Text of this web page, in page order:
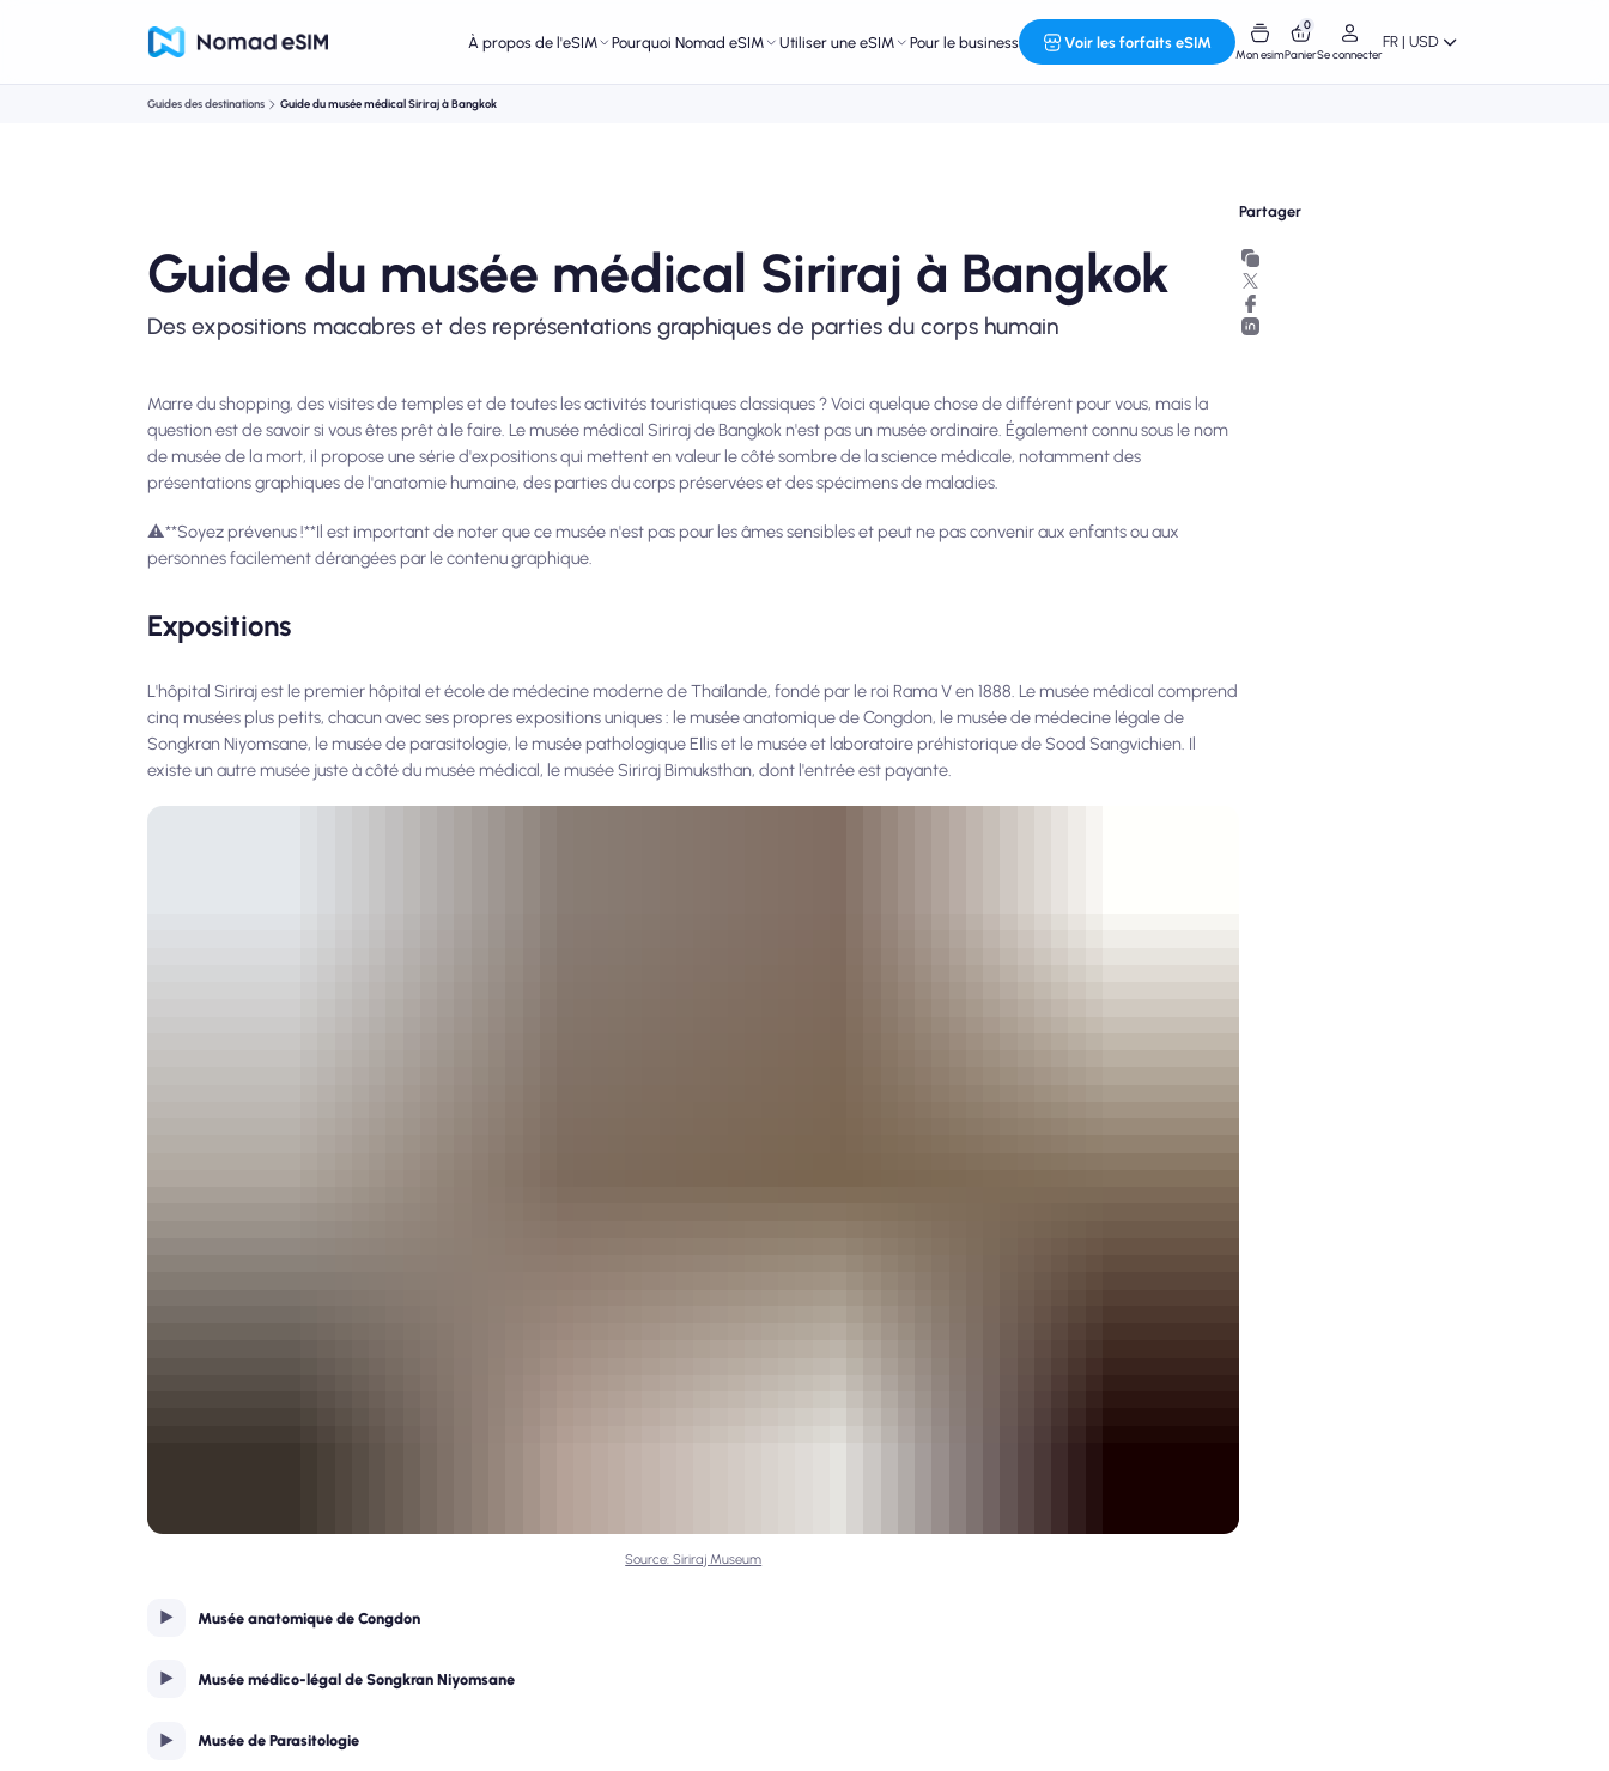
À propos de l'eSIM Pourquoi Nomad eSIM Utiliser une eSIM Pour le business Voir les forfaits eSIM
Mon esim
0
PanierSe connecter
FR | USD
Guides des destinations Guide du musée médical Siriraj à Bangkok
Guide du musée médical Siriraj à Bangkok
Des expositions macabres et des représentations graphiques de parties du corps humain
Marre du shopping, des visites de temples et de toutes les activités touristiques classiques ? Voici quelque chose de différent pour vous, mais la
question est de savoir si vous êtes prêt à le faire. Le musée médical Siriraj de Bangkok n'est pas un musée ordinaire. Également connu sous le nom
de musée de la mort, il propose une série d'expositions qui mettent en valeur le côté sombre de la science médicale, notamment des
présentations graphiques de l'anatomie humaine, des parties du corps préservées et des spécimens de maladies.
⚠️**Soyez prévenus !**Il est important de noter que ce musée n'est pas pour les âmes sensibles et peut ne pas convenir aux enfants ou aux
personnes facilement dérangées par le contenu graphique.
Expositions
L'hôpital Siriraj est le premier hôpital et école de médecine moderne de Thaïlande, fondé par le roi Rama V en 1888. Le musée médical comprend
cinq musées plus petits, chacun avec ses propres expositions uniques : le musée anatomique de Congdon, le musée de médecine légale de
Songkran Niyomsane, le musée de parasitologie, le musée pathologique EIlis et le musée et laboratoire préhistorique de Sood Sangvichien. Il
existe un autre musée juste à côté du musée médical, le musée Siriraj Bimuksthan, dont l'entrée est payante.
Source: Siriraj Museum
Musée anatomique de Congdon
Musée médico-légal de Songkran Niyomsane
Musée de Parasitologie
Partager